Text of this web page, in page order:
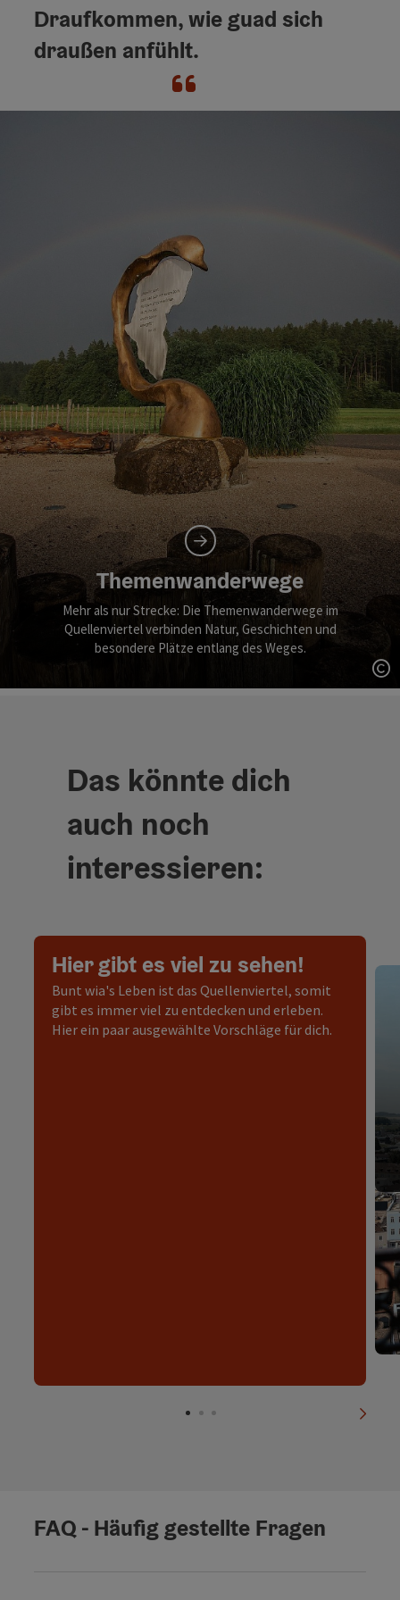
Draufkommen, wie guad sich
draußen anfühlt.
Themenwanderwege
Mehr als nur Strecke: Die Themenwanderwege im
Quellenviertel verbinden Natur, Geschichten und
besondere Plätze entlang des Weges.
Das könnte dich
auch noch
interessieren:
Hier gibt es viel zu sehen!
Bunt wia's Leben ist das Quellenviertel, somit
gibt es immer viel zu entdecken und erleben.
Hier ein paar ausgewählte Vorschläge für dich.
FAQ - Häufig gestellte Fragen